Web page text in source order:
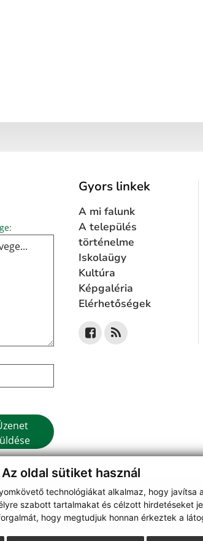
Az oldal sütiket használ
technológiákat alkalmaz, hogy javítsa
szabott tartalmakat és célzott hirdetéseket
hogy megtudjuk honnan érkeztek a
Üzenetének szövege...
reCaptcha Response
Gyors linkek
A mi falunk
A település
történelme
Iskolaügy
Kultúra
Képgaléria
Elérhetőségek
webdesign|